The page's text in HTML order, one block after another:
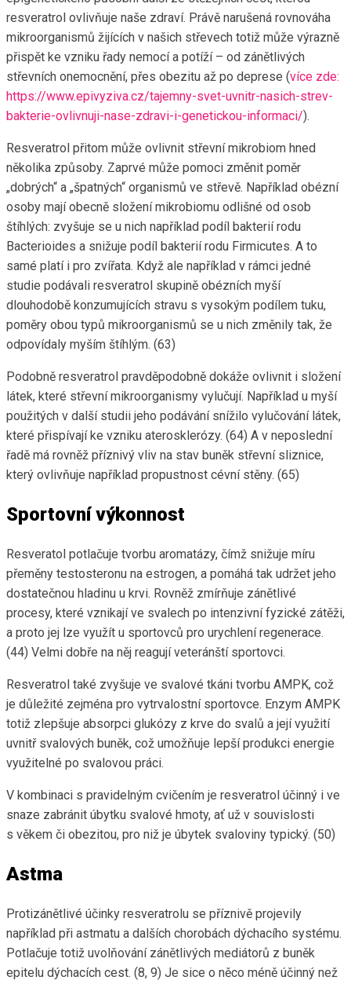
resveratrol ovlivňuje naše zdraví. Právě narušená rovnováha
mikroorganismů žijících v našich střevech totiž může výrazně
přispět ke vzniku řady nemocí a potíží – od zánětlivých
střevních onemocnění, přes obezitu až po deprese (více zde:
https://www.epivyziva.cz/tajemny-svet-uvnitr-nasich-strev-
bakterie-ovlivnuji-nase-zdravi-i-genetickou-informaci/).
Resveratrol přitom může ovlivnit střevní mikrobiom hned
několika způsoby. Zaprvé může pomoci změnit poměr
„dobrých“ a „špatných“ organismů ve střevě. Například obézní
osoby mají obecně složení mikrobiomu odlišné od osob
štíhlých: zvyšuje se u nich například podíl bakterií rodu
Bacterioides a snižuje podíl bakterií rodu Firmicutes. A to
samé platí i pro zvířata. Když ale například v rámci jedné
studie podávali resveratrol skupině obézních myší
dlouhodobě konzumujících stravu s vysokým podílem tuku,
poměry obou typů mikroorganismů se u nich změnily tak, že
odpovídaly myším štíhlým. (63)
Podobně resveratrol pravděpodobně dokáže ovlivnit i složení
látek, které střevní mikroorganismy vylučují. Například u myší
použitých v další studii jeho podávání snížilo vylučování látek,
které přispívají ke vzniku aterosklerózy. (64) A v neposlední
řadě má rovněž příznivý vliv na stav buněk střevní sliznice,
který ovlivňuje například propustnost cévní stěny. (65)
Sportovní výkonnost
Resveratol potlačuje tvorbu aromatázy, čímž snižuje míru
přeměny testosteronu na estrogen, a pomáhá tak udržet jeho
dostatečnou hladinu u krvi. Rovněž zmírňuje zánětlivé
procesy, které vznikají ve svalech po intenzivní fyzické zátěži,
a proto jej lze využít u sportovců pro urychlení regenerace.
(44) Velmi dobře na něj reagují veteránští sportovci.
Resveratrol také zvyšuje ve svalové tkáni tvorbu AMPK, což
je důležité zejména pro vytrvalostní sportovce. Enzym AMPK
totiž zlepšuje absorpci glukózy z krve do svalů a její využití
uvnitř svalových buněk, což umožňuje lepší produkci energie
využitelné po svalovou práci.
V kombinaci s pravidelným cvičením je resveratrol účinný i ve
snaze zabránit úbytku svalové hmoty, ať už v souvislosti
s věkem či obezitou, pro niž je úbytek svaloviny typický. (50)
Astma
Protizánětlivé účinky resveratrolu se příznivě projevily
například při astmatu a dalších chorobách dýchacího systému.
Potlačuje totiž uvolňování zánětlivých mediátorů z buněk
epitelu dýchacích cest. (8, 9) Je sice o něco méně účinný než